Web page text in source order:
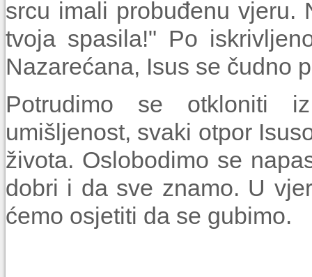
srcu imali probuđenu vjeru.
tvoja spasila!" Po
Naza­rećana, Isus se čudno
Potrudimo se otkloniti
umišljenost, svaki otpor
života. Oslobodimo se
dobri i da sve znamo. U
ćemo osjetiti da se gubimo.